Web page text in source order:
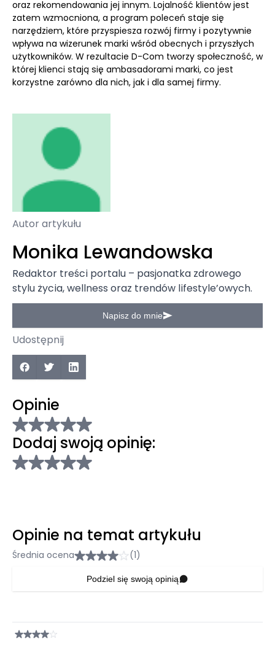
oraz rekomendowania jej innym. Lojalność klientów jest
zatem wzmocniona, a program poleceń staje się
narzędziem, które przyspiesza rozwój firmy i pozytywnie
wpływa na wizerunek marki wśród obecnych i przyszłych
użytkowników. W rezultacie D-Com tworzy społeczność, w
której klienci stają się ambasadorami marki, co jest
korzystne zarówno dla nich, jak i dla samej firmy.
Autor artykułu
Monika Lewandowska
Redaktor treści portalu – pasjonatka zdrowego
stylu życia, wellness oraz trendów lifestyle’owych.
Napisz do mnie
Udostępnij
Opinie
Dodaj swoją opinię:
Opinie na temat artykułu
Średnia ocena (1)
Podziel się swoją opinią